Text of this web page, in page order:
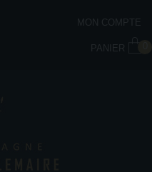
MON COMPTE
PANIER